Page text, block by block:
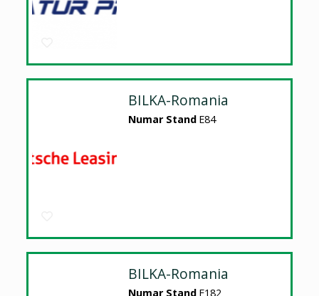
BILKA-Romania
Numar Stand E84
BILKA-Romania
Numar Stand E182